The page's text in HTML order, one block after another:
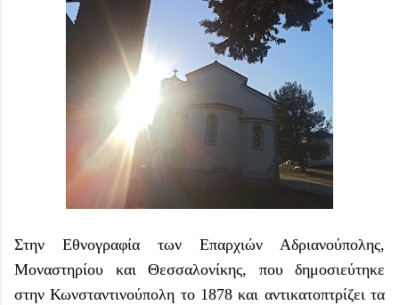
Στην Εθνογραφία των Επαρχιών Αδριανούπολης,
Μοναστηρίου και Θεσσαλονίκης, που δημοσιεύτηκε
στην Κωνσταντινούπολη το 1878 και αντικατοπτρίζει τα